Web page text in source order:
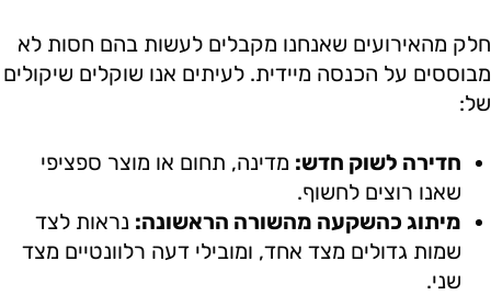
חלק מהאירועים שאנחנו מקבלים לעשות בהם חסות לא
מבוססים על הכנסה מיידית. לעיתים אנו שוקלים שיקולים
של:
חדירה לשוק חדש: מדינה, תחום או מוצר ספציפי
שאנו רוצים לחשוף.
מיתוג כהשקעה מהשורה הראשונה: נראות לצד
שמות גדולים מצד אחד, ומובילי דעה רלוונטיים מצד
שני.